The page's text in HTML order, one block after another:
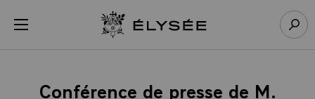
menu Retour à l’accueil Élysée
Conférence de presse de M.
Panneau de gestion des cookies